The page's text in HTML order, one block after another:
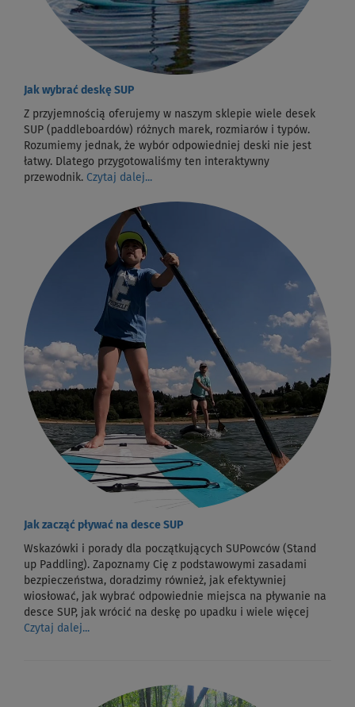
Jak wybrać deskę SUP
Z przyjemnością oferujemy w naszym sklepie wiele desek
SUP (paddleboardów) różnych marek, rozmiarów i typów.
Rozumiemy jednak, że wybór odpowiedniej deski nie jest
łatwy. Dlatego przygotowaliśmy ten interaktywny
przewodnik. Czytaj dalej...
Jak zacząć pływać na desce SUP
Wskazówki i porady dla początkujących SUPowców (Stand
up Paddling). Zapoznamy Cię z podstawowymi zasadami
bezpieczeństwa, doradzimy również, jak efektywniej
wiosłować, jak wybrać odpowiednie miejsca na pływanie na
desce SUP, jak wrócić na deskę po upadku i wiele więcej
Czytaj dalej...